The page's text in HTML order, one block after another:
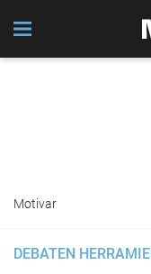
Motivar
DEBATEN